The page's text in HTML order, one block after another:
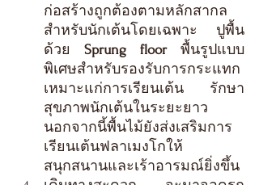
ก่อสร้างถูกต้องตามหลักสากล
สำหรับนักเต้นโดยเฉพาะ ปูพื้น
ด้วย Sprung floor พื้นรูปแบบ
พิเศษสำหรับรองรับการกระแทก
เหมาะแก่การเรียนเต้น รักษา
สุขภาพนักเต้นในระยะยาว
นอกจากนี้พื้นไม้ยังส่งเสริมการ
เรียนเต้นฟลาเมงโกให้
สนุกสนานและเร้าอารมณ์ยิ่งขึ้น